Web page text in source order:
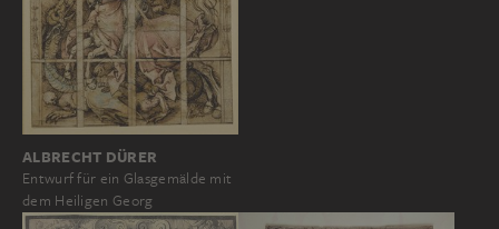
ALBRECHT DÜRER
Entwurf für ein Glasgemälde mit
dem Heiligen Georg